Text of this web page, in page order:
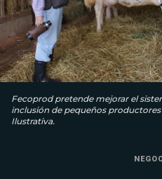
Fecoprod pretende mejorar el
inclusión de pequeños productores
Ilustrativa.